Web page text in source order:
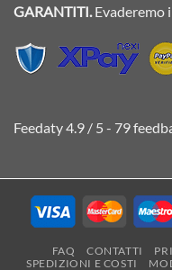
GARANTITI.Evaderemo
Feedaty4.9 / 5 - 79
FAQ CONTATTI
SPEDIZIONI E COSTI